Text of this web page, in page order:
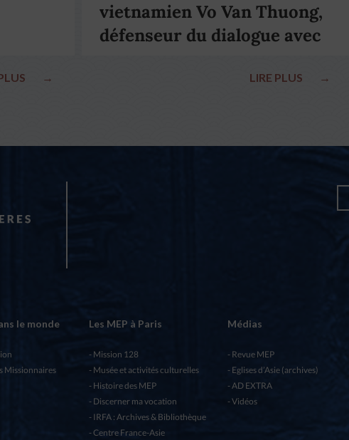
→
vietnamien Vo Van Thuong,
défenseur du dialogue avec
LIRE PLUS →
le monde
Missionnaires
Les MEP à Paris
Mission 128
Musée et activités culturelles
Histoire des MEP
Discerner ma vocation
IRFA : Archives & Bibliothèque
Centre France-Asie
Médias
Revue MEP
Eglises d’Asie (archives)
AD EXTRA
Vidéos